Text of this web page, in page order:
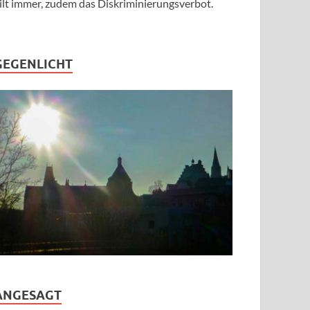
immer, zudem das Diskriminierungsverbot.